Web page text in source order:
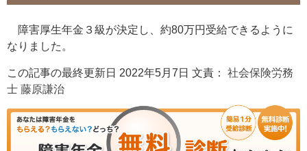
障害厚生年金３級が決定し、約80万円受給できるように
なりました。
この記事の最終更新日 2022年5月7日 文責： 社会保険労務
士 藤原謙治